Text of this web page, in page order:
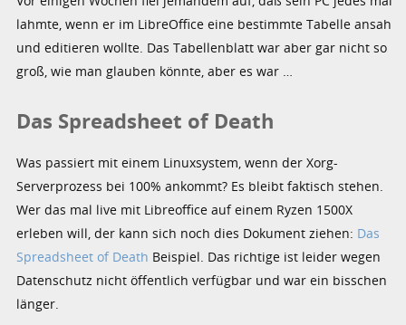
lahmte, wenn er im LibreOffice eine bestimmte Tabelle ansah
und editieren wollte. Das Tabellenblatt war aber gar nicht so
groß, wie man glauben könnte, aber es war …
Das Spreadsheet of Death
Was passiert mit einem Linuxsystem, wenn der Xorg-
Serverprozess bei 100% ankommt? Es bleibt faktisch stehen.
Wer das mal live mit Libreoffice auf einem Ryzen 1500X
erleben will, der kann sich noch dies Dokument ziehen: Das
Spreadsheet of Death Beispiel. Das richtige ist leider wegen
Datenschutz nicht öffentlich verfügbar und war ein bisschen
länger.